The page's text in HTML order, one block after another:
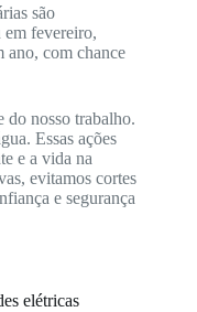
são
em fevereiro,
ano, com chance
do nosso trabalho.
Essas ações
e a vida na
evitamos cortes
e segurança
elétricas